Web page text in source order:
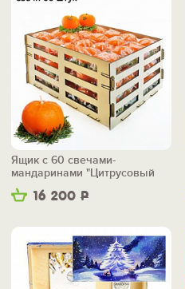
16 200 Р
Ящик с 60 свечами-
мандаринами "Цитрусовый
бум"